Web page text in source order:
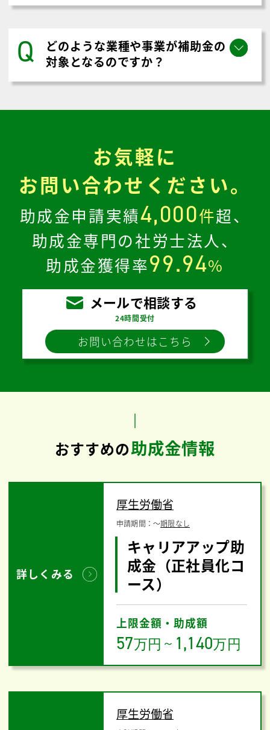
Q
どのような業種や事業が補助金の
対象となるのですか？
お気軽に
お問い合わせください。
助成金申請実績4,000件超、
助成金専門の社労士法人、
助成金獲得率99.94%
メールで相談する
24時間受付
お問い合わせはこちら
おすすめの助成金情報
詳しくみる
厚生労働省
申請期間：〜期限なし
キャリアアップ助
成金（正社員化コ
ース）
上限金額・助成額
57万円 ～ 1,140万円
厚生労働省